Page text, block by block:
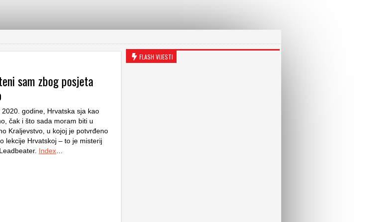
sam zbog posjeta
godine, Hrvatska sja kao
čak i što sada moram biti u
Kraljevstvo, u kojoj je potvrđeno
lekcije Hrvatskoj – to je misterij
Index
FLASH VIJESTI